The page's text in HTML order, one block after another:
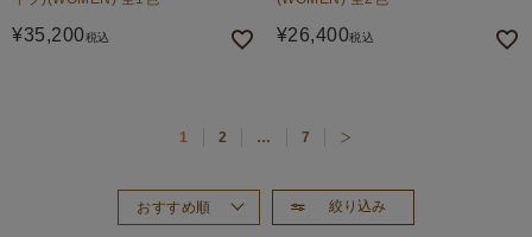
¥35,200税込 ¥26,400税込
絞り込み
おすすめ順
1 2 … 7